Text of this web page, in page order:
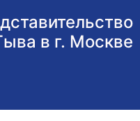
в г. Москве